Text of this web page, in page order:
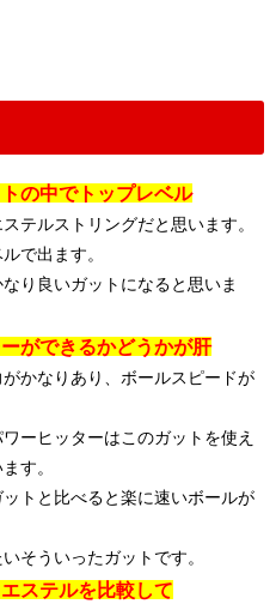
の中でトップレベル
テルストリングだと思います。
で出ます。
り良いガットになると思いま
ができるかどうかが肝
かなりあり、ボールスピードが
ーヒッターはこのガットを使え
す。
トと比べると楽に速いボールが
そういったガットです。
ステルを比較して